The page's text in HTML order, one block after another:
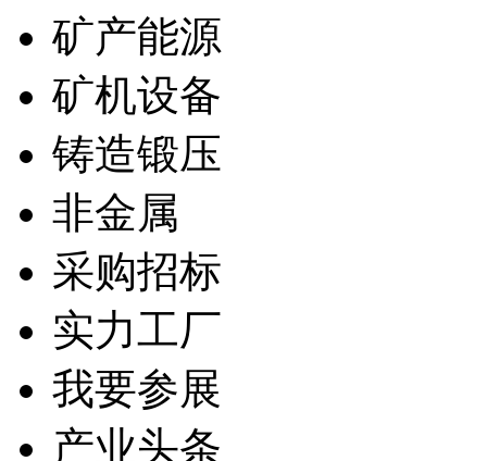
矿产能源
矿机设备
铸造锻压
非金属
采购招标
实力工厂
我要参展
产业头条